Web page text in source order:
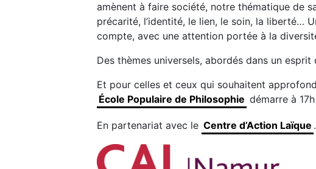
amènent à faire société, notre thématique de
précarité, l’identité, le lien, le soin, la liberté…
compte, avec une attention portée à la
Des thèmes universels, abordés dans un
Et pour celles et ceux qui souhaitent
École Populaire de Philosophie démarre à
En partenariat avec le Centre d’Action Laïque .